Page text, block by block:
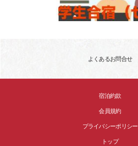
よくあるお問合せ
宿泊約款
会員規約
プライバシーポリシー
トップ